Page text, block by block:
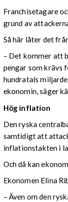
Franchisetagare
grund av
Så här låter det
– Det kommer att
pengar som krävs
hundratals
ekonomin, säger
Hög inflation
Den ryska
samtidigt att
inflationstakten i
Och då kan
Ekonomen Elina
– Även om den